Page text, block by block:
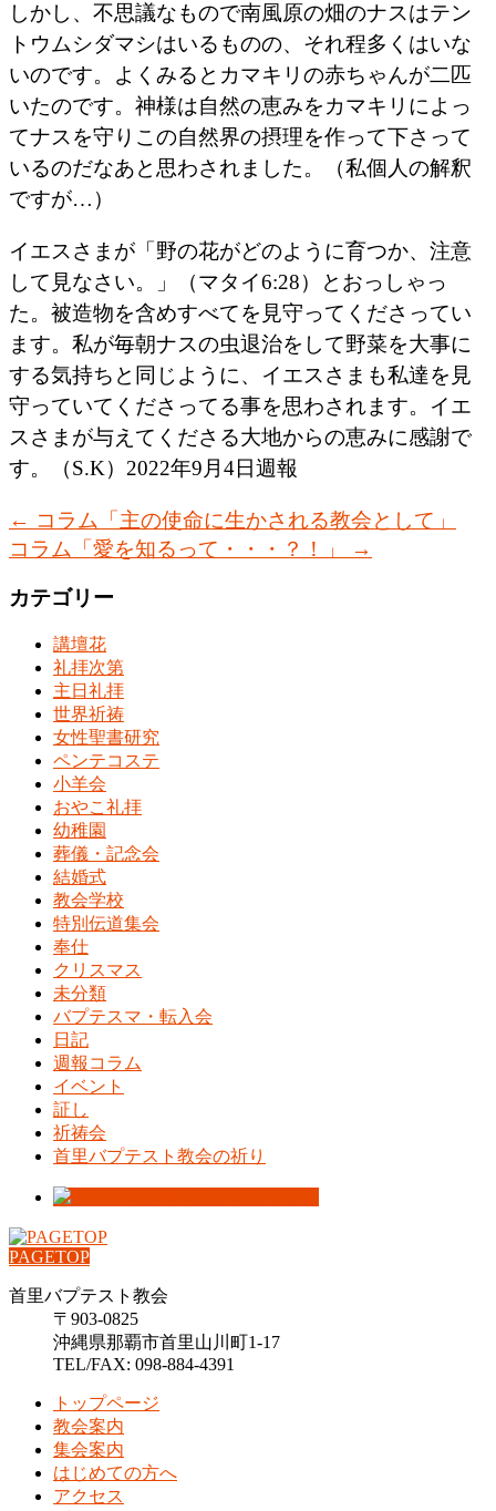
しかし、不思議なもので南風原の畑のナスはテン
トウムシダマシはいるものの、それ程多くはいな
いのです。よくみるとカマキリの赤ちゃんが二匹
いたのです。神様は自然の恵みをカマキリによっ
てナスを守りこの自然界の摂理を作って下さって
いるのだなあと思わされました。（私個人の解釈
ですが…）
イエスさまが「野の花がどのように育つか、注意
して見なさい。」（マタイ6:28）とおっしゃっ
た。被造物を含めすべてを見守ってくださってい
ます。私が毎朝ナスの虫退治をして野菜を大事に
する気持ちと同じように、イエスさまも私達を見
守っていてくださってる事を思わされます。イエ
スさまが与えてくださる大地からの恵みに感謝で
す。（S.K）2022年9月4日週報
← コラム「主の使命に生かされる教会として」
コラム「愛を知るって・・・？！」
→
カテゴリー
講壇花
礼拝次第
主日礼拝
世界祈祷
女性聖書研究
ペンテコステ
小羊会
おやこ礼拝
幼稚園
葬儀・記念会
結婚式
教会学校
特別伝道集会
奉仕
クリスマス
未分類
バプテスマ・転入会
日記
週報コラム
イベント
証し
祈祷会
首里バプテスト教会の祈り
PAGETOP
首里バプテスト教会
〒903-0825
沖縄県那覇市首里山川町1-17
TEL/FAX: 098-884-4391
トップページ
教会案内
集会案内
はじめての方へ
アクセス